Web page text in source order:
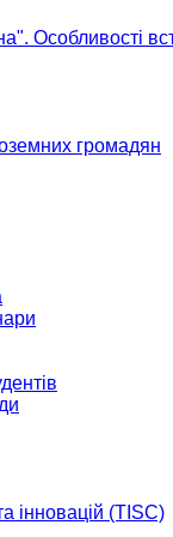
Особливості
громадян
інновацій (TISC)